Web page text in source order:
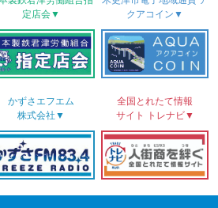
定店会▼
クアコイン▼
かずさ エフエム
株式会社▼
全国とれたて情報
サイト
トレナビ▼